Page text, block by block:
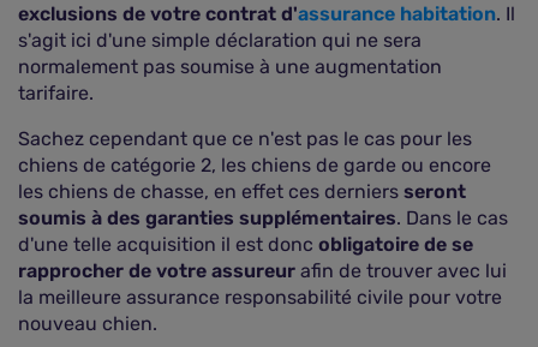
exclusions de votre contrat d'assurance habitation. Il
s'agit ici d'une simple déclaration qui ne sera
normalement pas soumise à une augmentation
tarifaire.
Sachez cependant que ce n'est pas le cas pour les
chiens de catégorie 2, les chiens de garde ou encore
les chiens de chasse, en effet ces derniers seront
soumis à des garanties supplémentaires. Dans le cas
d'une telle acquisition il est donc obligatoire de se
rapprocher de votre assureur afin de trouver avec lui
la meilleure assurance responsabilité civile pour votre
nouveau chien.